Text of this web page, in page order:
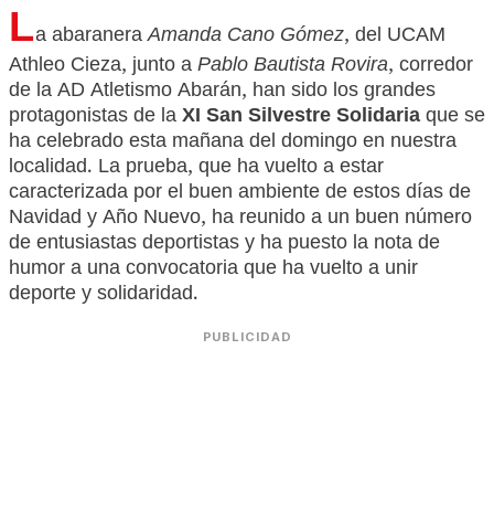
La abaraneraAmanda Cano Gómez, del UCAM
Athleo Cieza, junto aPablo Bautista Rovira, corredor
de la AD Atletismo Abarán, han sido los grandes
protagonistas de laXI San Silvestre Solidariaque se
ha celebrado esta mañana del domingo en nuestra
localidad. La prueba, que ha vuelto a estar
caracterizada por el buen ambiente de estos días de
Navidad y Año Nuevo, ha reunido a un buen número
de entusiastas deportistas y ha puesto la nota de
humor a una convocatoria que ha vuelto a unir
deporte y solidaridad.
PUBLICIDAD